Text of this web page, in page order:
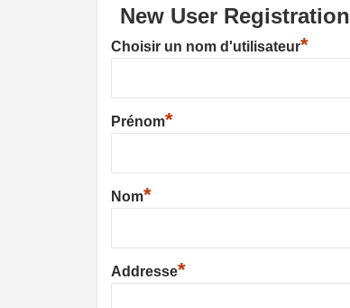
New User Registration
Choisir un nom d'utilisateur*
Prénom*
Nom*
Addresse*